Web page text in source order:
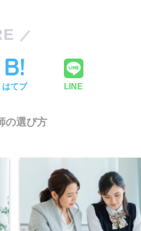
はてブ LINE
の選び方